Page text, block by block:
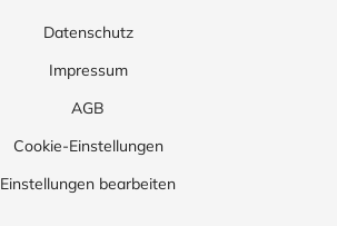
Datenschutz
Impressum
AGB
Cookie-Einstellungen
Einstellungen bearbeiten